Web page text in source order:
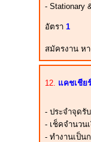
- Stationary
อัตรา 1
สมัครงาน ห
12. แคชเชีย
- ประจำจุดรั
- เช็คจำนวน
- ทำงานเป็น